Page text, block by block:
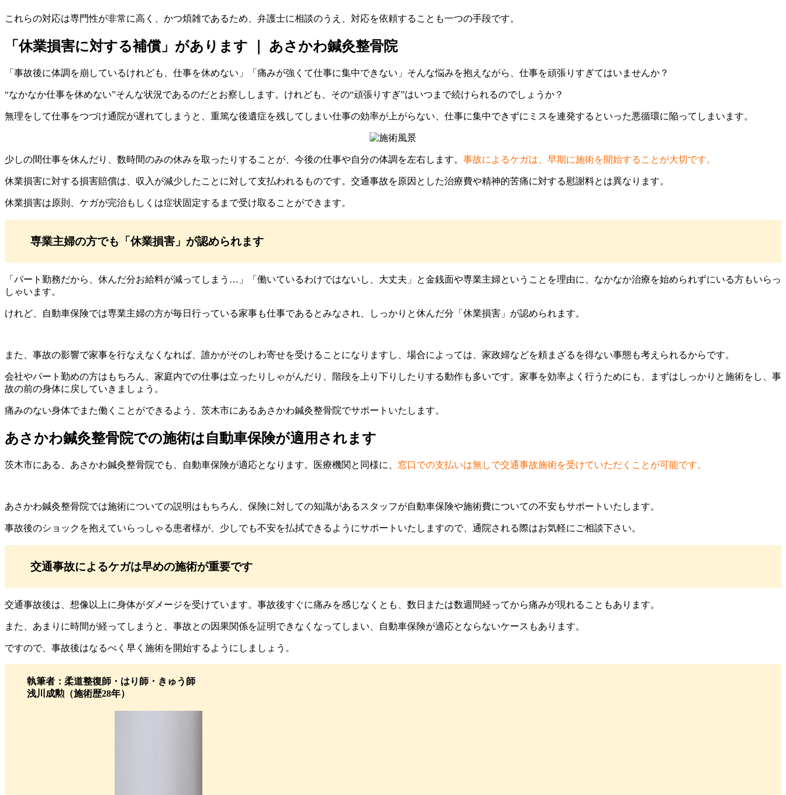
これらの対応は専門性が非常に高く、かつ煩雑であるため、弁護士に相談のうえ、対応を依頼することも一つの手段です。
「休業損害に対する補償」があります ｜ あさかわ鍼灸整骨院
「事故後に体調を崩しているけれども、仕事を休めない」「痛みが強くて仕事に集中できない」そんな悩みを抱えながら、仕事を頑張りすぎてはいませんか？
“なかなか仕事を休めない”そんな状況であるのだとお察しします。けれども、その“頑張りすぎ”はいつまで続けられるのでしょうか？
無理をして仕事をつづけ通院が遅れてしまうと、重篤な後遺症を残してしまい仕事の効率が上がらない、仕事に集中できずにミスを連発するといった悪循環に陥ってしまいます。
少しの間仕事を休んだり、数時間のみの休みを取ったりすることが、今後の仕事や自分の体調を左右します。 事故によるケガは、早期に施術を開始することが大切です。
休業損害に対する損害賠償は、収入が減少したことに対して支払われるものです。交通事故を原因とした治療費や精神的苦痛に対する慰謝料とは異なります。
休業損害は原則、ケガが完治もしくは症状固定するまで受け取ることができます。
専業主婦の方でも「休業損害」が認められます
「パート勤務だから、休んだ分お給料が減ってしまう…」「働いているわけではないし、大丈夫」と金銭面や専業主婦ということを理由に、なかなか治療を始められずにいる方もいらっ
しゃいます。
けれど、自動車保険では専業主婦の方が毎日行っている家事も仕事であるとみなされ、しっかりと休んだ分「休業損害」が認められます。
また、事故の影響で家事を行なえなくなれば、誰かがそのしわ寄せを受けることになりますし、場合によっては、家政婦などを頼まざるを得ない事態も考えられるからです。
会社やパート勤めの方はもちろん、家庭内での仕事は立ったりしゃがんだり、階段を上り下りしたりする動作も多いです。家事を効率よく行うためにも、まずはしっかりと施術をし、事
故の前の身体に戻していきましょう。
痛みのない身体でまた働くことができるよう、茨木市にあるあさかわ鍼灸整骨院でサポートいたします。
あさかわ鍼灸整骨院での施術は自動車保険が適用されます
茨木市にある、あさかわ鍼灸整骨院でも、自動車保険が適応となります。医療機関と同様に、 窓口での支払いは無しで交通事故施術を受けていただくことが可能です。
あさかわ鍼灸整骨院では施術についての説明はもちろん、保険に対しての知識があるスタッフが自動車保険や施術費についての不安もサポートいたします。
事故後のショックを抱えていらっしゃる患者様が、少しでも不安を払拭できるようにサポートいたしますので、通院される際はお気軽にご相談下さい。
交通事故によるケガは早めの施術が重要です
交通事故後は、想像以上に身体がダメージを受けています。事故後すぐに痛みを感じなくとも、数日または数週間経ってから痛みが現れることもあります。
また、あまりに時間が経ってしまうと、事故との因果関係を証明できなくなってしまい、自動車保険が適応とならないケースもあります。
ですので、事故後はなるべく早く施術を開始するようにしましょう。
執筆者：柔道整復師・はり師・きゅう師
浅川成勲（施術歴28年）